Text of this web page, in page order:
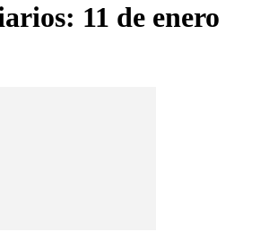
11 de enero